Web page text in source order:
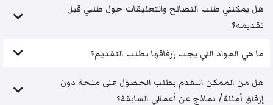
هل يمكنني طلب النصائح والتعليقات حول طلبي قبل
تقديمه؟
ما هي المواد التي يجب إرفاقها بطلب التقديم؟
هل من الممكن التقدم بطلب الحصول على منحة دون
إرفاق أمثلة/ نماذج عن أعمالي السابقة؟